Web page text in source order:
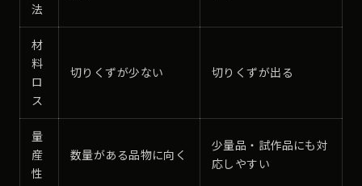
法
材
料
ロ
ス
切りくずが少ない 切りくずが出る
量
産
性
数量がある品物に向く
少量品・試作品にも対
応しやすい